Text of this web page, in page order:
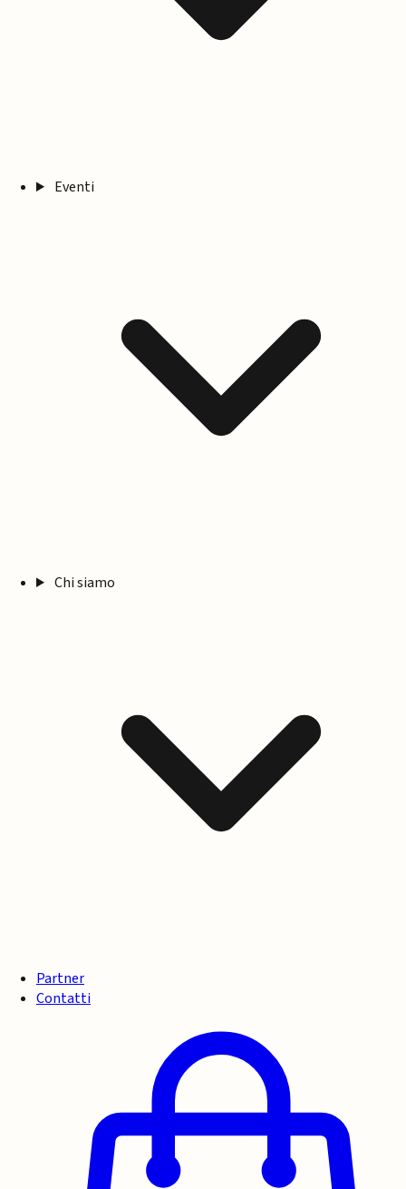
Eventi
Chi siamo
Partner
Contatti